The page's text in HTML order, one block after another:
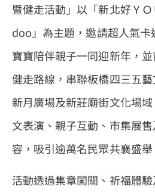
暨健走活動」以「新北好Ｙ
doo」為主題，邀請超人氣卡
寶寶陪伴親子一同迎新年，
健走路線，串聯板橋四三五
新月廣場及新莊廟街文化場
文表演、親子互動、市集展
容，吸引逾萬名民眾共襄盛舉
活動透過集章闖關、祈福體